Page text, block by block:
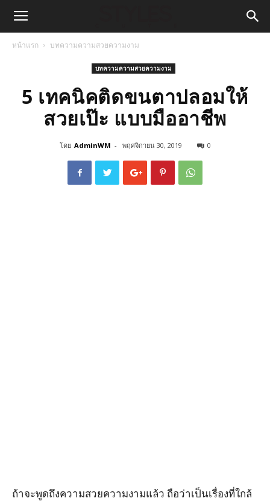
หน้าแรก บทความความสวยความงาม
บทความความสวยความงาม
5 เทคนิคติดขนตาปลอมให้
สวยเป๊ะ แบบมืออาชีพ
โดย AdminWM - พฤศจิกายน 30, 2019 0
ถ้าจะพูดถึงความสวยความงามแล้ว ถือว่าเป็นเรื่องที่ใกล้